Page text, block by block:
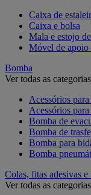
Caixa de
Caixa e bolsa
Mala e estojo
Móvel de apoio
Bomba
Ver todas as categorias
Acessórios
Acessórios
Bomba de
Bomba de
Bomba para
Bomba
Colas, fitas adesivas e
Ver todas as categorias